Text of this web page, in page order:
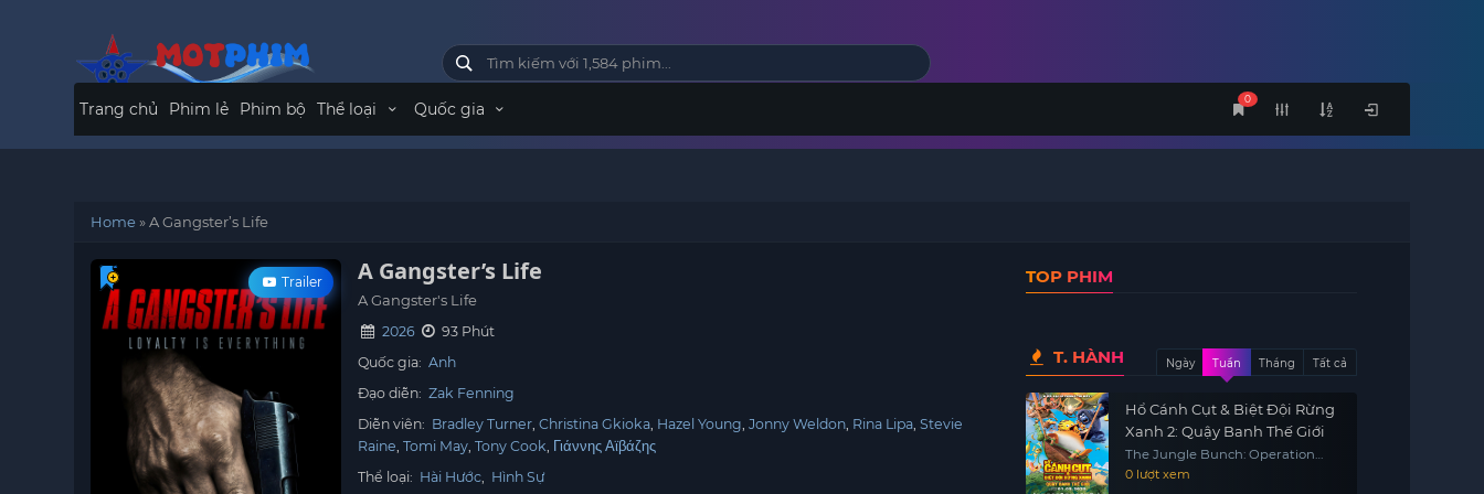
0
Trang chủ Phim lẻ Phim bộ Thể loại Quốc gia
Home»A Gangster’s Life
Trailer A Gangster’s Life
A Gangster's Life
2026
93 Phút
Quốc gia: Anh
Đạo diễn: Zak Fenning
Diễn viên: Bradley Turner Christina Gkioka Hazel Young Jonny Weldon Rina Lipa Stevie
Raine Tomi May Tony Cook Γιάννης Αϊβάζης
Thể loại: Hài Hước, Hình Sự
TOP PHIM
T. HÀNH Ngày Tuần Tháng Tất cả
Hổ Cánh Cụt & Biệt Đội Rừng
Xanh 2: Quậy Banh Thế Giới
The Jungle Bunch: Operation
Meltdown
0 lượt xem